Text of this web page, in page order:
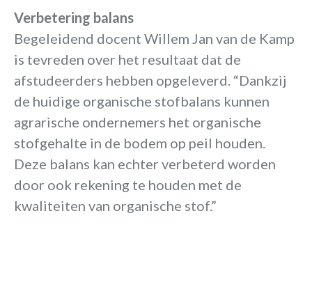
Verbetering balans
Begeleidend docent Willem Jan van de Kamp
is tevreden over het resultaat dat de
afstudeerders hebben opgeleverd. “Dankzij
de huidige organische stofbalans kunnen
agrarische ondernemers het organische
stofgehalte in de bodem op peil houden.
Deze balans kan echter verbeterd worden
door ook rekening te houden met de
kwaliteiten van organische stof.”